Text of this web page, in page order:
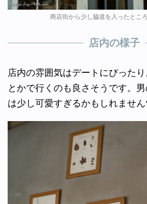
商店街から少し脇道を入ったとこ
店内の様子
店内の雰囲気はデートにぴった
とかで行くのも良さそうです。
は少し可愛すぎるかもしれません